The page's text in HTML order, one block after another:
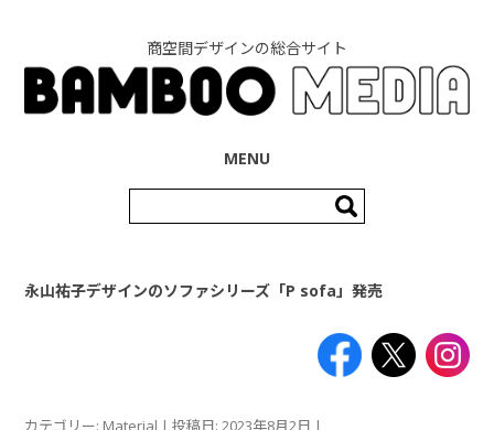
商空間デザインの総合サイト
MENU
索:
永山祐子デザインのソファシリーズ「P sofa」発売
カテゴリー: Material | 投稿日:2023年8月2日 |